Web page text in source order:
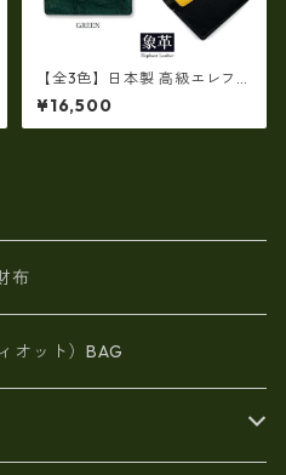
【全3色】日本製 高級エレファ
ントレザー × 姫路レザー 名刺
入れ カードケース 本革 リアル
レザー(5172ur)
¥16,500
布
ット）BAG